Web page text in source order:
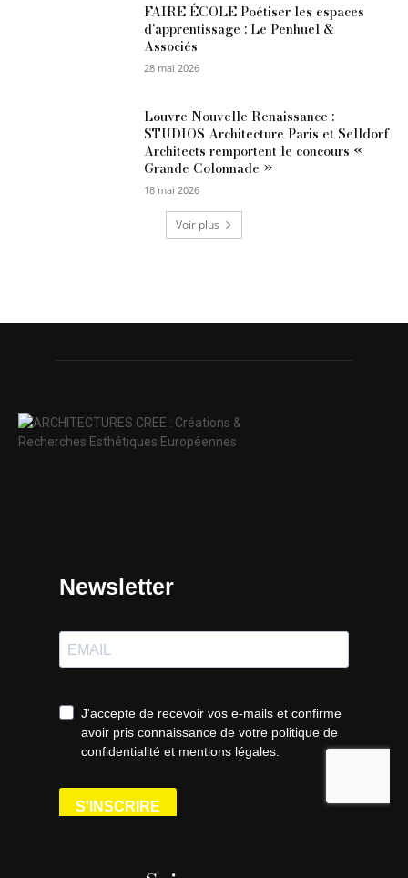
FAIRE ÉCOLE Poétiser les espaces
d’apprentissage : Le Penhuel &
Associés
28 mai 2026
Louvre Nouvelle Renaissance :
STUDIOS Architecture Paris et Selldorf
Architects remportent le concours «
Grande Colonnade »
18 mai 2026
Voir plus